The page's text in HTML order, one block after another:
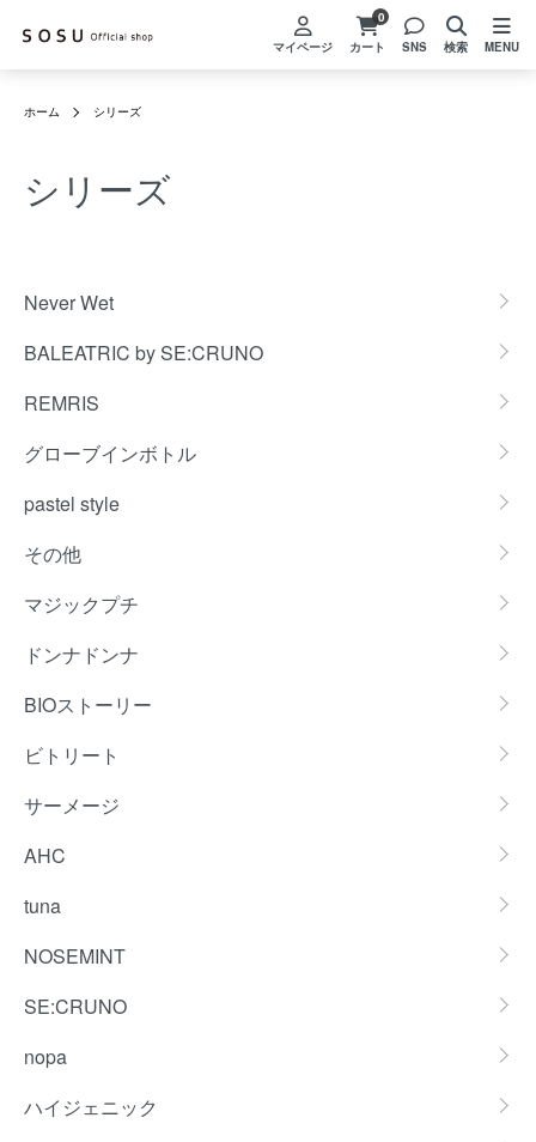
マイページ
0
カート
SNS 検索 MENU
ホーム シリーズ
シリーズ
Never Wet
BALEATRIC by SE:CRUNO
REMRIS
グローブインボトル
pastel style
その他
マジックプチ
ドンナドンナ
BIOストーリー
ビトリート
サーメージ
AHC
tuna
NOSEMINT
SE:CRUNO
nopa
ハイジェニック